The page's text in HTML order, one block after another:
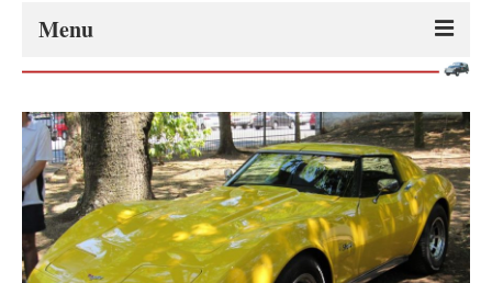
Menu
SOBRE
AVISOS
EVENTOS
PRÓXIMOS EVENTOS